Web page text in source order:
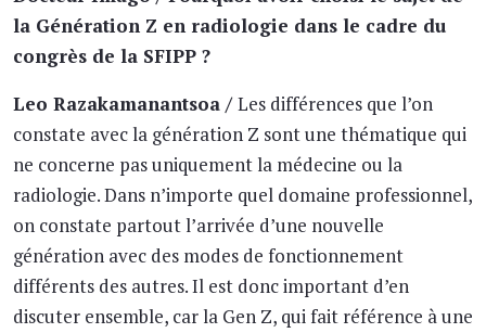
la Génération Z en radiologie dans le cadre du
congrès de la SFIPP ?
Leo Razakamanantsoa /Les différences que l’on
constate avec la génération Z sont une thématique qui
ne concerne pas uniquement la médecine ou la
radiologie. Dans n’importe quel domaine professionnel,
on constate partout l’arrivée d’une nouvelle
génération avec des modes de fonctionnement
différents des autres. Il est donc important d’en
discuter ensemble, car la Gen Z, qui fait référence à une